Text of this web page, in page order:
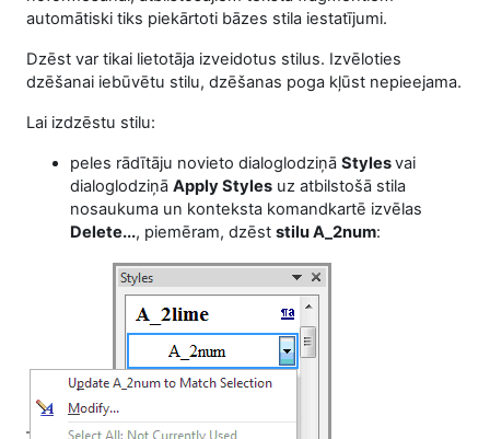
automātiski tiks piekārtoti bāzes stila iestatījumi.
Dzēst var tikai lietotāja izveidotus stilus. Izvēloties
dzēšanai iebūvētu stilu, dzēšanas poga kļūst nepieejama.
Lai izdzēstu stilu:
peles rādītāju novieto dialoglodziņā Stylesvai
dialoglodziņā Apply Styles uz atbilstošā stila
nosaukuma un konteksta komandkartē izvēlas
Delete..., piemēram, dzēst stilu A_2num: